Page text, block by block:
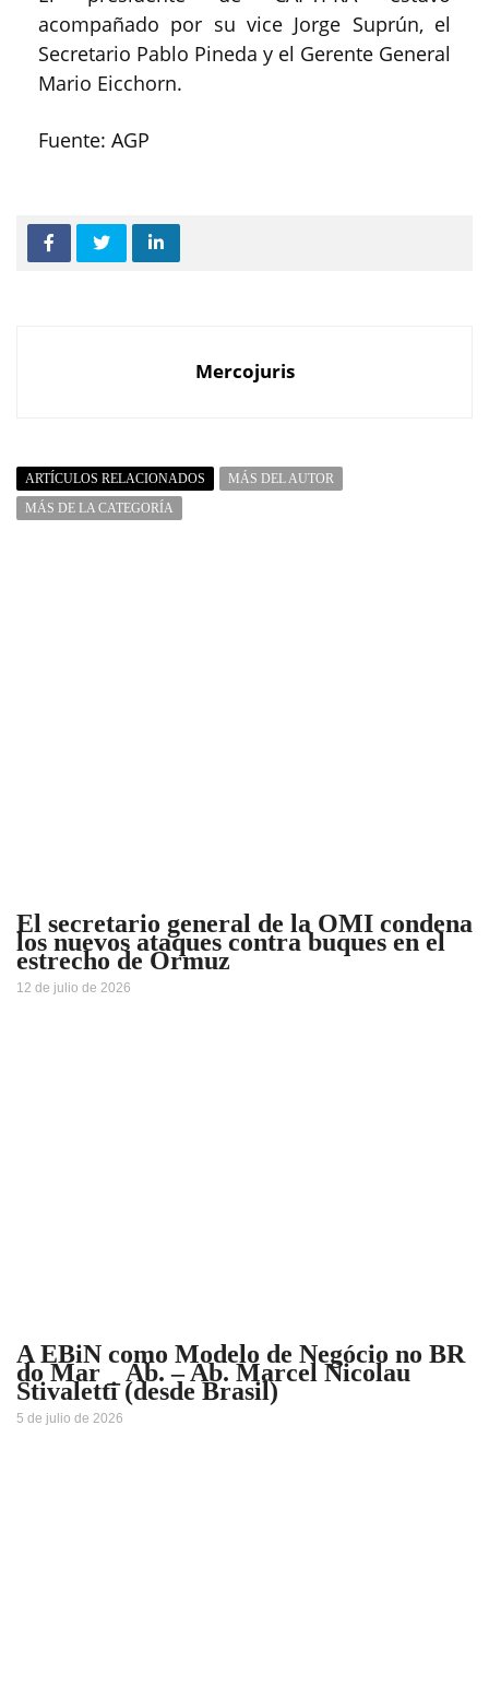
acompañado por su vice Jorge Suprún, el
Secretario Pablo Pineda y el Gerente General
Mario Eicchorn.
Fuente: AGP
Mercojuris
ARTÍCULOS RELACIONADOS
MÁS DEL AUTOR
MÁS DE LA CATEGORÍA
El secretario general de la OMI condena
los nuevos ataques contra buques en el
estrecho de Ormuz
12 de julio de 2026
A EBiN como Modelo de Negócio no BR
do Mar _ Ab. – Ab. Marcel Nicolau
Stivaletti (desde Brasil)
5 de julio de 2026